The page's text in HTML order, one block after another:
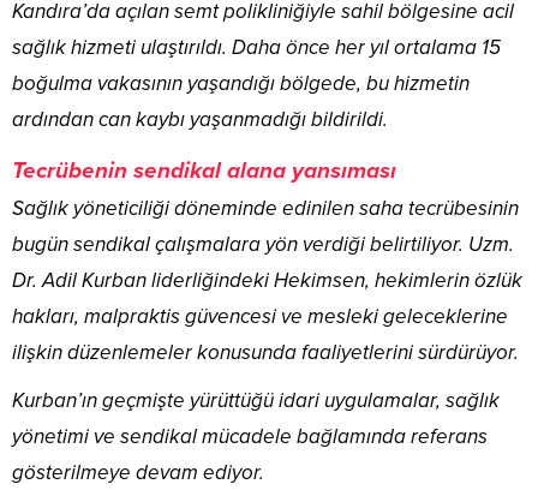
Kandıra’da açılan semt polikliniğiyle sahil bölgesine acil
sağlık hizmeti ulaştırıldı. Daha önce her yıl ortalama 15
boğulma vakasının yaşandığı bölgede, bu hizmetin
ardından can kaybı yaşanmadığı bildirildi.
Tecrübenin sendikal alana yansıması
Sağlık yöneticiliği döneminde edinilen saha tecrübesinin
bugün sendikal çalışmalara yön verdiği belirtiliyor. Uzm.
Dr. Adil Kurban liderliğindeki Hekimsen, hekimlerin özlük
hakları, malpraktis güvencesi ve mesleki geleceklerine
ilişkin düzenlemeler konusunda faaliyetlerini sürdürüyor.
Kurban’ın geçmişte yürüttüğü idari uygulamalar, sağlık
yönetimi ve sendikal mücadele bağlamında referans
gösterilmeye devam ediyor.